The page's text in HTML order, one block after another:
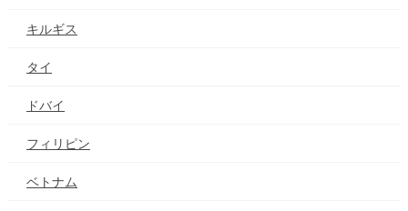
キルギス
タイ
ドバイ
フィリピン
ベトナム